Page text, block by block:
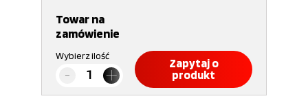
Towar na
zamówienie
Wybierz ilość
Zapytaj o
produkt